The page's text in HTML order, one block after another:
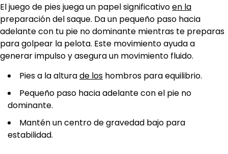
El juego de pies juega un papel significativoen la
preparación del saque. Da un pequeño paso hacia
adelante con tu pie no dominante mientras te preparas
para golpear la pelota. Este movimiento ayuda a
generar impulso y asegura un movimiento fluido.
Pies a la alturade los hombros para equilibrio.
Pequeño paso hacia adelante con el pie no
dominante.
Mantén un centro de gravedad bajo para
estabilidad.